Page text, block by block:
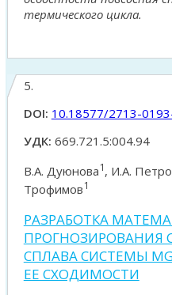
термического цикла.
5.
DOI: 10.18577/2713-
УДК: 669.721.5:004.94
В.А. Дуюнова1, И.А.
Трофимов1
РАЗРАБОТКА
ПРОГНОЗИРОВАНИЯ
СПЛАВА СИСТЕМЫ
ЕЕ СХОДИМОСТИ